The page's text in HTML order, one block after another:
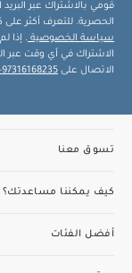
قومي بالاشتراك عبر
الحصرية. للتعرف أكثر
سياسة الخصوصية . إذا
الاشتراك في أي وقت عبر
الاتصال على 97316168235+
تسوق معنا
كيف يمكننا مساعدتك؟
أفضل الفئات